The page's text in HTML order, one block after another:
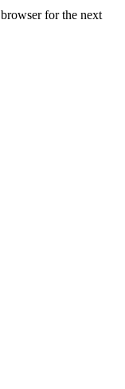
for the next